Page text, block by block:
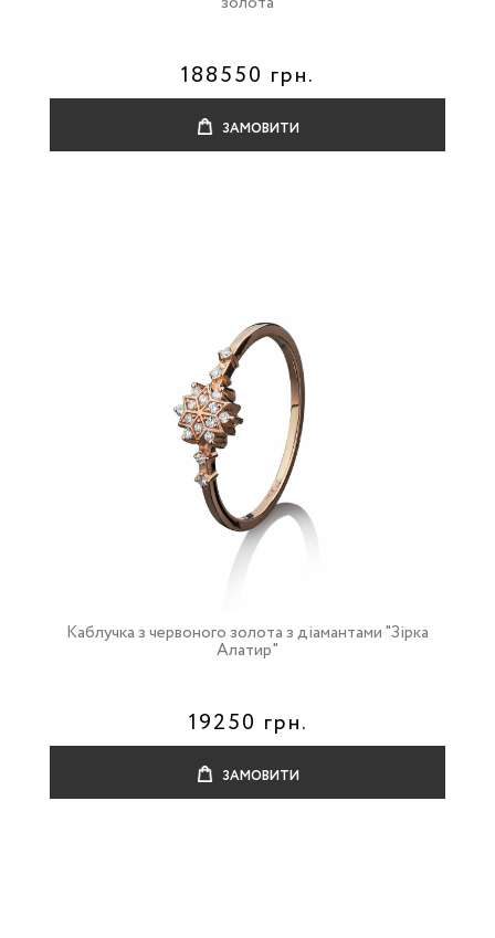
188550 грн.
ЗАМОВИТИ
Каблучка з червоного золота з діамантами "Зірка
Алатир"
19250 грн.
ЗАМОВИТИ